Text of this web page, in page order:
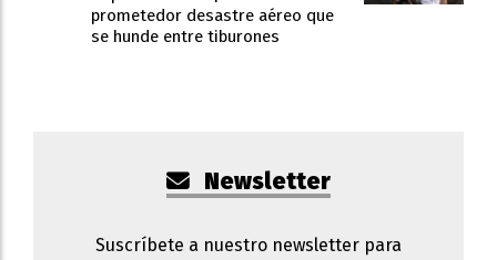
prometedor desastre aéreo que
se hunde entre tiburones
Newsletter
Suscríbete a nuestro newsletter para